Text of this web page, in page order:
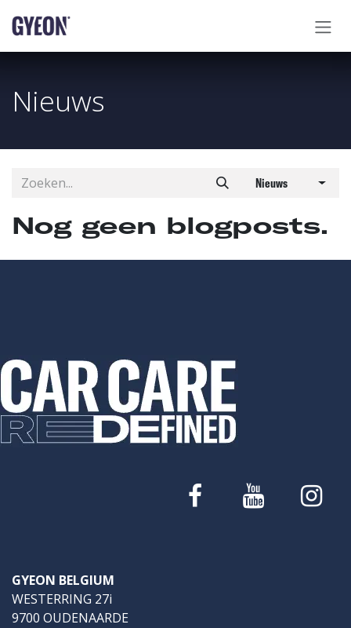
Nieuws
Nieuws
Nog geen blogposts.
GYEON BELGIUM
WESTERRING 27i
9700 OUDENAARDE